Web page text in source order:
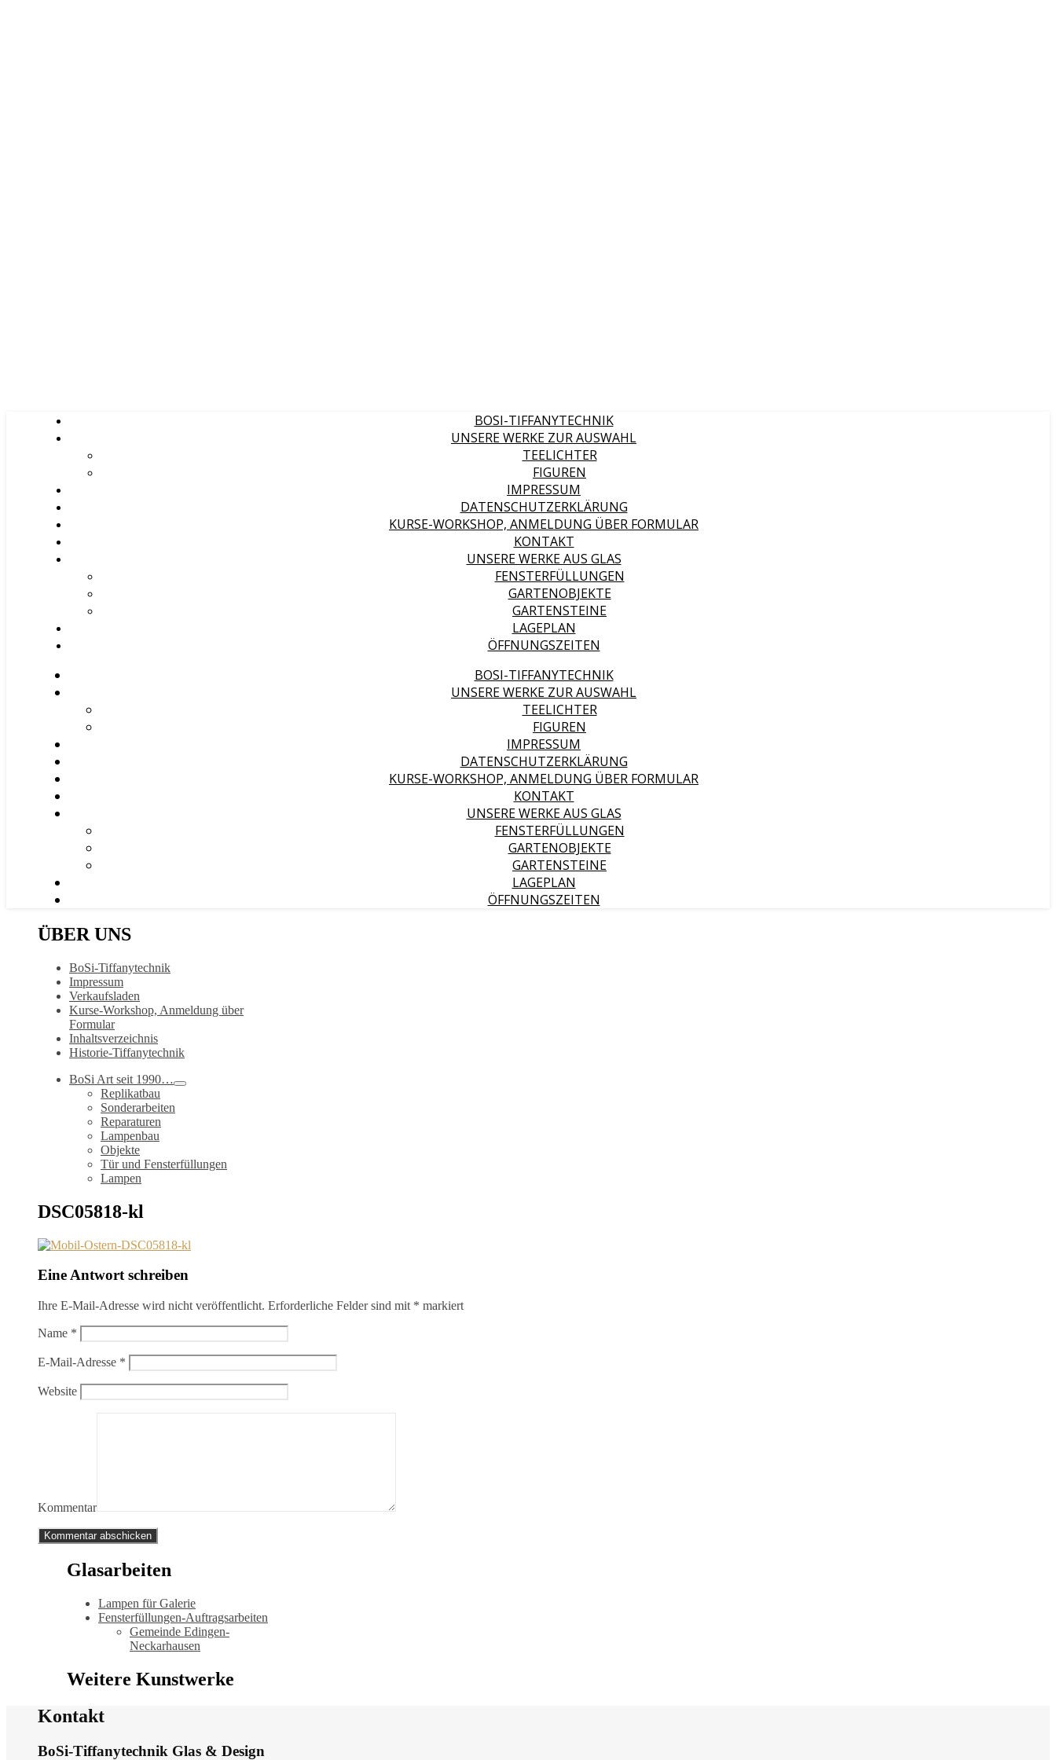
BOSI-TIFFANYTECHNIK
UNSERE WERKE ZUR AUSWAHL
TEELICHTER
FIGUREN
IMPRESSUM
DATENSCHUTZERKLÄRUNG
KURSE-WORKSHOP, ANMELDUNG ÜBER FORMULAR
KONTAKT
UNSERE WERKE AUS GLAS
FENSTERFÜLLUNGEN
GARTENOBJEKTE
GARTENSTEINE
LAGEPLAN
ÖFFNUNGSZEITEN
BOSI-TIFFANYTECHNIK
UNSERE WERKE ZUR AUSWAHL
TEELICHTER
FIGUREN
IMPRESSUM
DATENSCHUTZERKLÄRUNG
KURSE-WORKSHOP, ANMELDUNG ÜBER FORMULAR
KONTAKT
UNSERE WERKE AUS GLAS
FENSTERFÜLLUNGEN
GARTENOBJEKTE
GARTENSTEINE
LAGEPLAN
ÖFFNUNGSZEITEN
ÜBER UNS
BoSi-Tiffanytechnik
Impressum
Verkaufsladen
Kurse-Workshop, Anmeldung über
Formular
Inhaltsverzeichnis
Historie-Tiffanytechnik
BoSi Art seit 1990…
Replikatbau
Sonderarbeiten
Reparaturen
Lampenbau
Objekte
Tür und Fensterfüllungen
Lampen
DSC05818-kl
Eine Antwort schreiben
Ihre E-Mail-Adresse wird nicht veröffentlicht. Erforderliche Felder sind mit * markiert
Name *
E-Mail-Adresse *
Website
Kommentar
Glasarbeiten
Lampen für Galerie
Fensterfüllungen-Auftragsarbeiten
Gemeinde Edingen-
Neckarhausen
Weitere Kunstwerke
Kontakt
BoSi-Tiffanytechnik Glas & Design